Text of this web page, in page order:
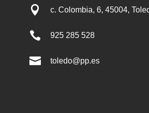
 c. Colombia, 6, 45004,
 925 285 528
 toledo@pp.es